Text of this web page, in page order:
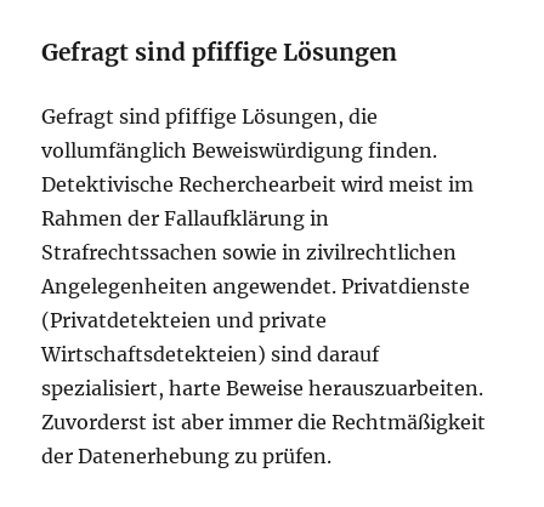
Gefragt sind pfiffige Lösungen
Gefragt sind pfiffige Lösungen, die
vollumfänglich Beweiswürdigung finden.
Detektivische Recherchearbeit wird meist im
Rahmen der Fallaufklärung in
Strafrechtssachen sowie in zivilrechtlichen
Angelegenheiten angewendet. Privatdienste
(Privatdetekteien und private
Wirtschaftsdetekteien) sind darauf
spezialisiert, harte Beweise herauszuarbeiten.
Zuvorderst ist aber immer die Rechtmäßigkeit
der Datenerhebung zu prüfen.